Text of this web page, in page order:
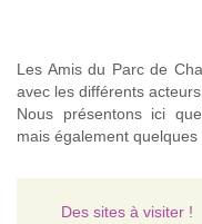
Les Amis du Parc de
avec les différents
Nous présentons ici
mais également
Des sites à visiter !